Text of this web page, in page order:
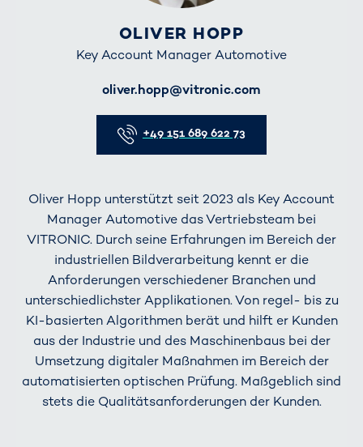
OLIVER HOPP
Key Account Manager Automotive
oliver.hopp@vitronic.com
+49 151 689 622 73
Oliver Hopp unterstützt seit 2023 als Key Account
Manager Automotive das Vertriebsteam bei
VITRONIC. Durch seine Erfahrungen im Bereich der
industriellen Bildverarbeitung kennt er die
Anforderungen verschiedener Branchen und
unterschiedlichster Applikationen. Von regel- bis zu
KI-basierten Algorithmen berät und hilft er Kunden
aus der Industrie und des Maschinenbaus bei der
Umsetzung digitaler Maßnahmen im Bereich der
automatisierten optischen Prüfung. Maßgeblich sind
stets die Qualitätsanforderungen der Kunden.